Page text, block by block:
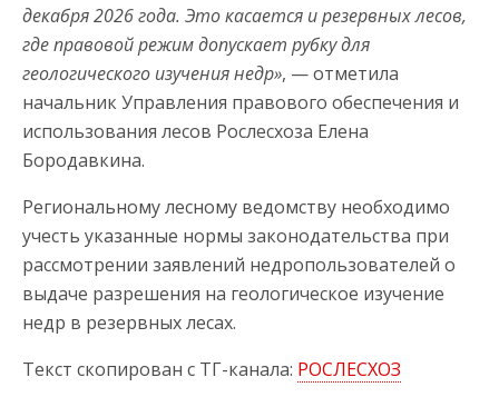
декабря 2026 года. Это касается и резервных лесов,
где правовой режим допускает рубку для
геологического изучения недр», — отметила
начальник Управления правового обеспечения и
использования лесов Рослесхоза Елена
Бородавкина.
Региональному лесному ведомству необходимо
учесть указанные нормы законодательства при
рассмотрении заявлений недропользователей о
выдаче разрешения на геологическое изучение
недр в резервных лесах.
Текст скопирован с ТГ-канала: РОСЛЕСХОЗ